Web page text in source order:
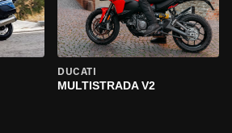
DUCATI
MULTISTRADA V2